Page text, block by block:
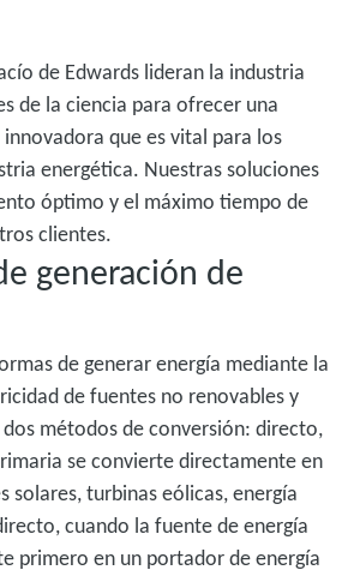
de Edwards lideran la industria
de la ciencia para ofrecer una
que es vital para los
energética. Nuestras soluciones
óptimo y el máximo tiempo de
clientes.
generación de
de generar energía mediante la
de fuentes no renovables y
métodos de conversión: directo,
se convierte directamente en
solares, turbinas eólicas, energía
cuando la fuente de energía
primero en un portador de energía